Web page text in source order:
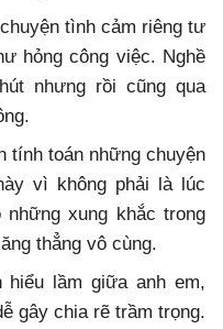
tình cảm riêng tư
hỏng công việc. Nghề
nhưng rồi cũng qua
tính toán những chuyện
vì không phải là lúc
xung khắc trong
thẳng vô cùng.
hiểu lầm giữa anh em,
gây chia rẽ trầm trọng.